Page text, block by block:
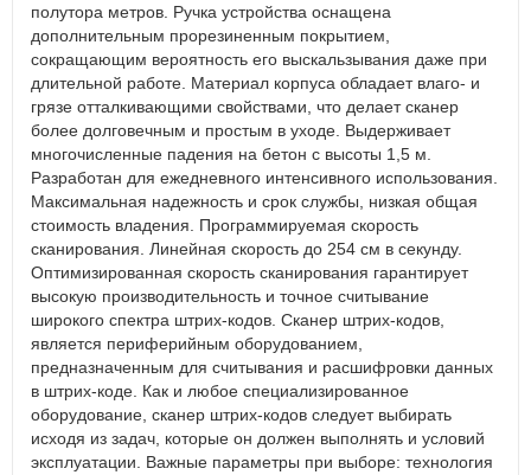
полутора метров. Ручка устройства оснащена
дополнительным прорезиненным покрытием,
сокращающим вероятность его выскальзывания даже при
длительной работе. Материал корпуса обладает влаго- и
грязе отталкивающими свойствами, что делает сканер
более долговечным и простым в уходе. Выдерживает
многочисленные падения на бетон с высоты 1,5 м.
Разработан для ежедневного интенсивного использования.
Максимальная надежность и срок службы, низкая общая
стоимость владения. Программируемая скорость
сканирования. Линейная скорость до 254 см в секунду.
Оптимизированная скорость сканирования гарантирует
высокую производительность и точное считывание
широкого спектра штрих-кодов. Сканер штрих-кодов,
является периферийным оборудованием,
предназначенным для считывания и расшифровки данных
в штрих-коде. Как и любое специализированное
оборудование, сканер штрих-кодов следует выбирать
исходя из задач, которые он должен выполнять и условий
эксплуатации. Важные параметры при выборе: технология